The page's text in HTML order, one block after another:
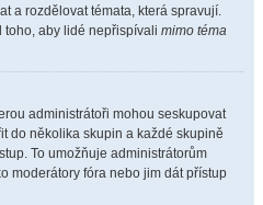
a rozdělovat témata, která spravují.
toho, aby lidé nepřispívali mimo téma
administrátoři mohou seskupovat
do několika skupin a každé skupině
To umožňuje administrátorům
moderátory fóra nebo jim dát přístup